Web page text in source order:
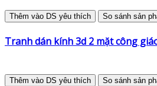
Thêm vào DS yêu thích So sánh sản
Tranh dán kính 3d 2 mặt công
Thêm vào DS yêu thích So sánh sản